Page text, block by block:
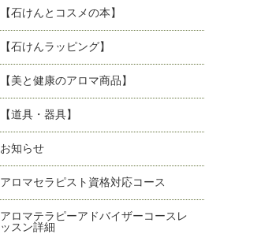
【石けんとコスメの本】
【石けんラッピング】
【美と健康のアロマ商品】
【道具・器具】
お知らせ
アロマセラピスト資格対応コース
アロマテラピーアドバイザーコースレ
ッスン詳細